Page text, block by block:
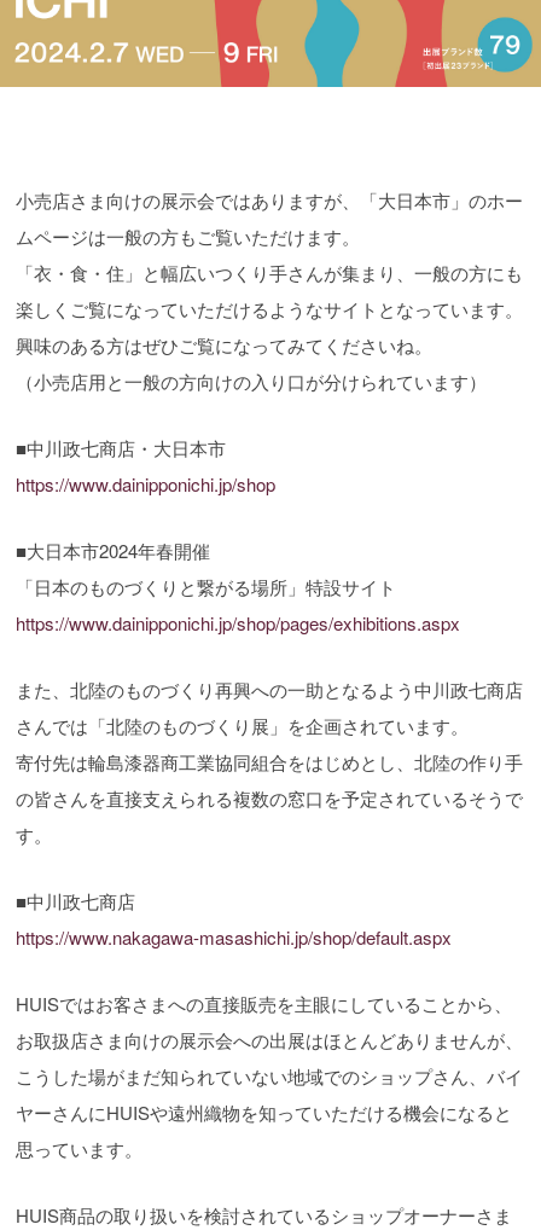
小売店さま向けの展示会ではありますが、「大日本市」のホー
ムページは一般の方もご覧いただけます。
「衣・食・住」と幅広いつくり手さんが集まり、一般の方にも
楽しくご覧になっていただけるようなサイトとなっています。
興味のある方はぜひご覧になってみてくださいね。
（小売店用と一般の方向けの入り口が分けられています）
■中川政七商店・大日本市
https://www.dainipponichi.jp/shop
■大日本市2024年春開催
「日本のものづくりと繋がる場所」特設サイト
https://www.dainipponichi.jp/shop/pages/exhibitions.aspx
また、北陸のものづくり再興への一助となるよう中川政七商店
さんでは「北陸のものづくり展」を企画されています。
寄付先は輪島漆器商工業協同組合をはじめとし、北陸の作り手
の皆さんを直接支えられる複数の窓口を予定されているそうで
す。
■中川政七商店
https://www.nakagawa-masashichi.jp/shop/default.aspx
HUISではお客さまへの直接販売を主眼にしていることから、
お取扱店さま向けの展示会への出展はほとんどありませんが、
こうした場がまだ知られていない地域でのショップさん、バイ
ヤーさんにHUISや遠州織物を知っていただける機会になると
思っています。
HUIS商品の取り扱いを検討されているショップオーナーさま